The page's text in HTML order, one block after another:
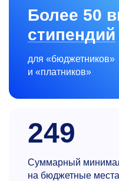
Более 50
стипендий
для «бюджетников»
и «платников»
249
Суммарный
на бюджетные